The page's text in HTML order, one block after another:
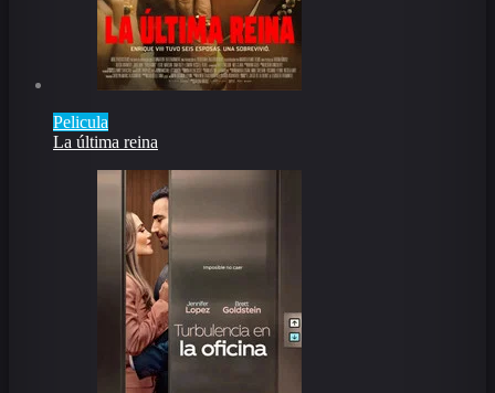
Pelicula
La última reina